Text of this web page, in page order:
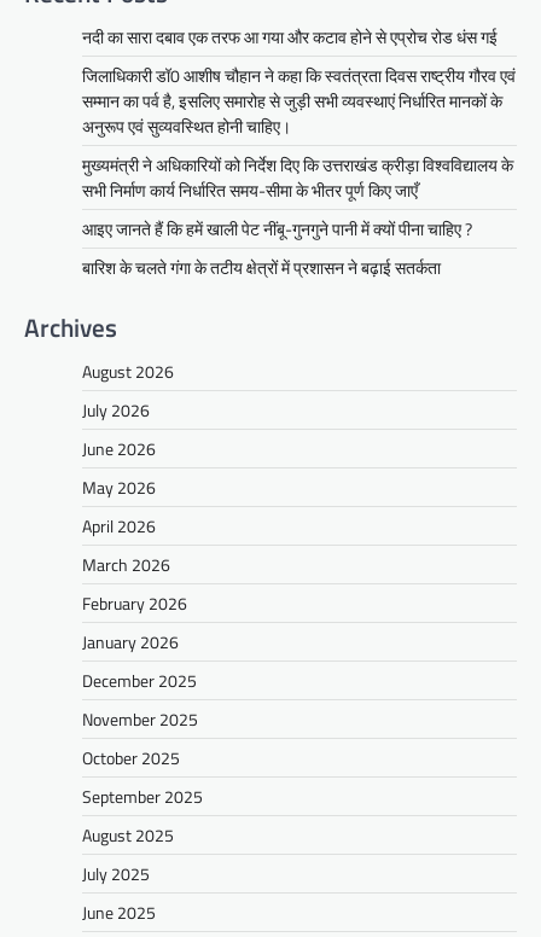
नदी का सारा दबाव एक तरफ आ गया और कटाव होने से एप्रोच रोड धंस गई
जिलाधिकारी डॉ0 आशीष चौहान ने कहा कि स्वतंत्रता दिवस राष्ट्रीय गौरव एवं
सम्मान का पर्व है, इसलिए समारोह से जुड़ी सभी व्यवस्थाएं निर्धारित मानकों के
अनुरूप एवं सुव्यवस्थित होनी चाहिए।
मुख्यमंत्री ने अधिकारियों को निर्देश दिए कि उत्तराखंड क्रीड़ा विश्वविद्यालय के
सभी निर्माण कार्य निर्धारित समय-सीमा के भीतर पूर्ण किए जाएँ
आइए जानते हैं कि हमें खाली पेट नींबू-गुनगुने पानी में क्यों पीना चाहिए ?
बारिश के चलते गंगा के तटीय क्षेत्रों में प्रशासन ने बढ़ाई सतर्कता
Archives
August 2026
July 2026
June 2026
May 2026
April 2026
March 2026
February 2026
January 2026
December 2025
November 2025
October 2025
September 2025
August 2025
July 2025
June 2025